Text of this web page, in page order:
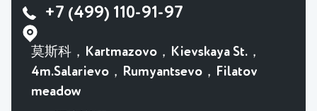
+7 (499) 110-91-97
莫斯科，Kartmazovo，Kievskaya St.，
4m.Salarievo，Rumyantsevo，Filatov
meadow